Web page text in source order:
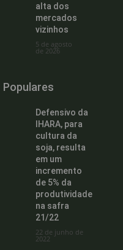
alta dos
mercados
vizinhos
5 de agosto
de 2026
Populares
Defensivo da
IHARA, para
cultura da
soja, resulta
em um
incremento
de 5% da
produtividade
na safra
21/22
22 de junho de
2022